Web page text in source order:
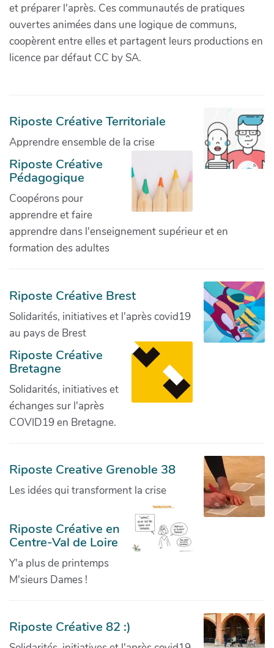
et préparer l'après. Ces communautés de pratiques
ouvertes animées dans une logique de communs,
coopèrent entre elles et partagent leurs productions en
licence par défaut CC by SA.
Riposte Créative Territoriale
Apprendre ensemble de la crise
Riposte Créative
Pédagogique
Coopérons pour
apprendre et faire
apprendre dans l'enseignement supérieur et en
formation des adultes
Riposte Créative Brest
Solidarités, initiatives et l'après covid19
au pays de Brest
Riposte Créative
Bretagne
Solidarités, initiatives et
échanges sur l'après
COVID19 en Bretagne.
Riposte Creative Grenoble 38
Les idées qui transforment la crise
Riposte Créative en
Centre-Val de Loire
Y'a plus de printemps
M'sieurs Dames !
Riposte Créative 82 :)